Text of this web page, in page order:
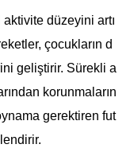
düzeyini artı
çocukların d
geliştirir. Sürekli a
korunmaların
gerektiren fut